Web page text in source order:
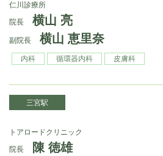
仁川診療所
院長
横山 亮
副院長 横山 恵里奈
内科 循環器内科 皮膚科
三宮駅
トアロードクリニック
院長
陳 徳雄